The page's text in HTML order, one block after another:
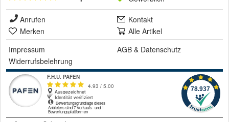
Anrufen
Kontakt
Merken
Alle Artikel
Impressum
AGB & Datenschutz
Widerrufsbelehrung